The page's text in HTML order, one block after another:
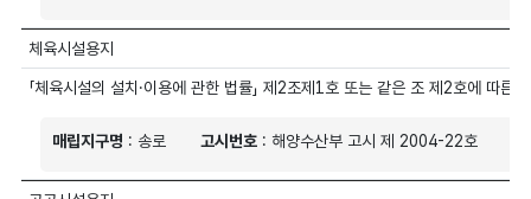
체육시설용지
「체육시설의 설치·이용에 관한 법률」 제2조제1호 또는 같은 조 제2호에 따
매립지구명 : 송로 고시번호 : 해양수산부 고시 제 2004-22호